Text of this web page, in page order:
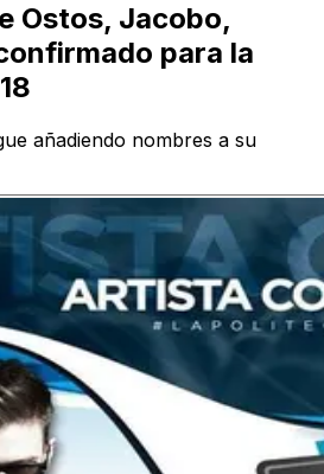
Ostos, Jacobo,
para la
añadiendo nombres a su